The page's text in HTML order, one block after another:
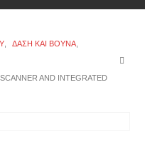
ΔΆΣΗ ΚΑΙ ΒΟΥΝΆ
AND INTEGRATED